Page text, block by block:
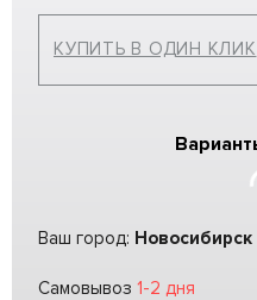
КУПИТЬ В ОДИН КЛИК
Ваш город: Новосибирск
Самовывоз 1-2 дня